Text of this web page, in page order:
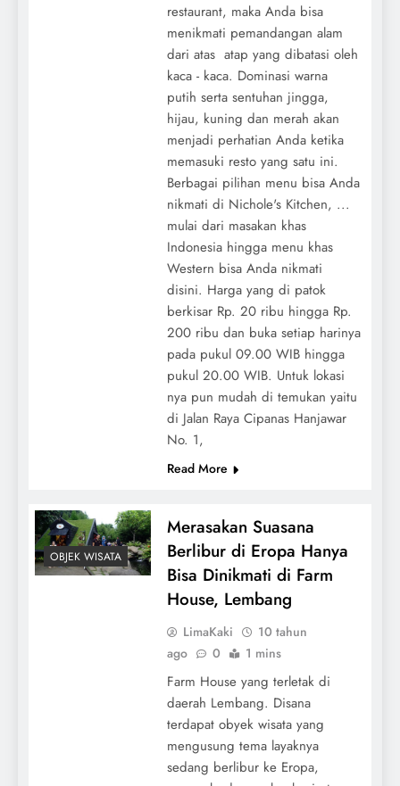
restaurant, maka Anda bisa
menikmati pemandangan alam
dari atas atap yang dibatasi oleh
kaca - kaca. Dominasi warna
putih serta sentuhan jingga,
hijau, kuning dan merah akan
menjadi perhatian Anda ketika
memasuki resto yang satu ini.
Berbagai pilihan menu bisa Anda
nikmati di Nichole's Kitchen, ...
mulai dari masakan khas
Indonesia hingga menu khas
Western bisa Anda nikmati
disini. Harga yang di patok
berkisar Rp. 20 ribu hingga Rp.
200 ribu dan buka setiap harinya
pada pukul 09.00 WIB hingga
pukul 20.00 WIB. Untuk lokasi
nya pun mudah di temukan yaitu
di Jalan Raya Cipanas Hanjawar
No. 1,
Read More
OBJEK WISATA
Merasakan Suasana
Berlibur di Eropa Hanya
Bisa Dinikmati di Farm
House, Lembang
LimaKaki
10 tahun
ago
0 1 mins
Farm House yang terletak di
daerah Lembang. Disana
terdapat obyek wisata yang
mengusung tema layaknya
sedang berlibur ke Eropa,